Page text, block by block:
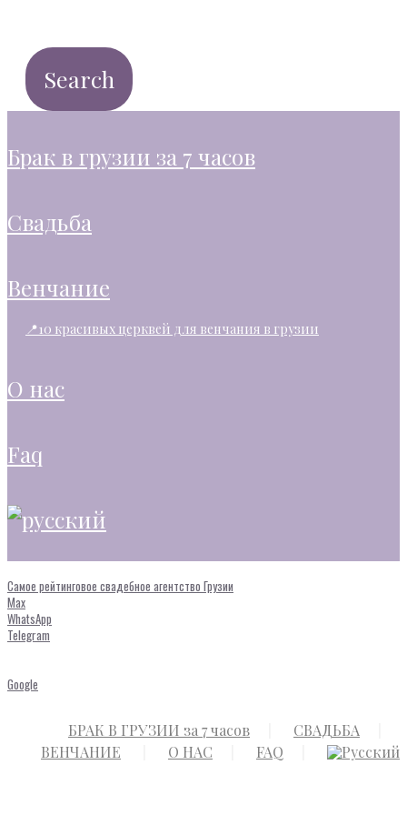
брак в грузии за 7 часов
свадьба
венчание
📍10 красивых церквей для венчания в грузии
о нас
faq
Самое рейтинговое свадебное агентство Грузии
Max
WhatsApp
Telegram
Google
БРАК В ГРУЗИИ за 7 часов
СВАДЬБА
ВЕНЧАНИЕ
О НАС FAQ